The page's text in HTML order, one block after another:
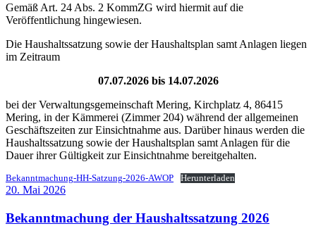
Gemäß Art. 24 Abs. 2 KommZG wird hiermit auf die
Veröffentlichung hingewiesen.
Die Haushaltssatzung sowie der Haushaltsplan samt Anlagen liegen
im Zeitraum
07.07.2026 bis 14.07.2026
bei der Verwaltungsgemeinschaft Mering, Kirchplatz 4, 86415
Mering, in der Kämmerei (Zimmer 204) während der allgemeinen
Geschäftszeiten zur Einsichtnahme aus. Darüber hinaus werden die
Haushaltssatzung sowie der Haushaltsplan samt Anlagen für die
Dauer ihrer Gültigkeit zur Einsichtnahme bereitgehalten.
Bekanntmachung-HH-Satzung-2026-AWOP Herunterladen
20. Mai 2026
Bekanntmachung der Haushaltssatzung 2026